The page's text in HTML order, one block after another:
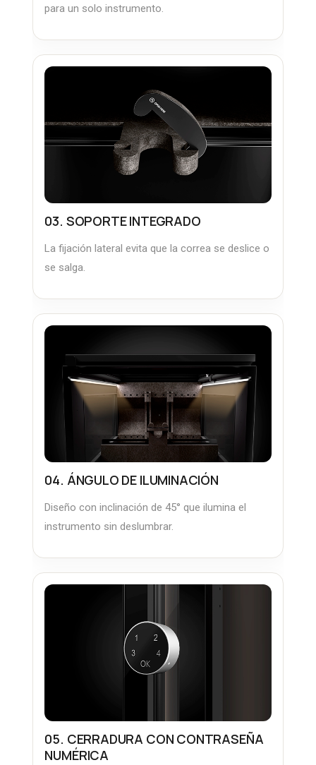
para un solo instrumento.
03. SOPORTE INTEGRADO
La fijación lateral evita que la correa se deslice o
se salga.
04. ÁNGULO DE ILUMINACIÓN
Diseño con inclinación de 45° que ilumina el
instrumento sin deslumbrar.
05. CERRADURA CON CONTRASEÑA
NUMÉRICA